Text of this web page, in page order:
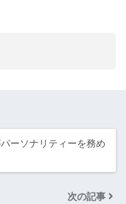
ーソナリティーを務め
次の記事